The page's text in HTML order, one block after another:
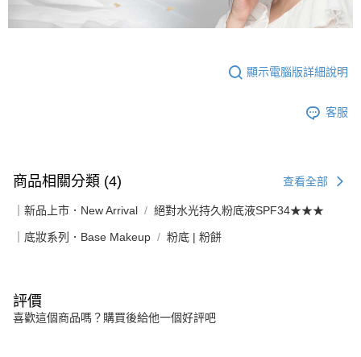
顯示電腦版詳細說明
客服
商品相關分類 (4) 查看全部
｜新品上市．New Arrival 絕對水光持久粉底液SPF34★★★
｜底妝系列．Base Makeup 粉底 | 粉餅
評價
喜歡這個商品嗎？購買後給他一個好評吧